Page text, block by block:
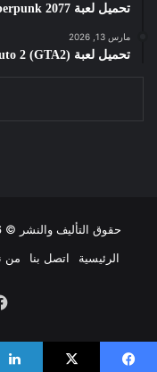
تحميل لعبة Cyberpunk 2077
مارس 13, 2026
تحميل لعبة Grand Theft Auto 2 (GTA2)
حقوق التأليف والنشر ©
الرئيسية
اتصل بنا من